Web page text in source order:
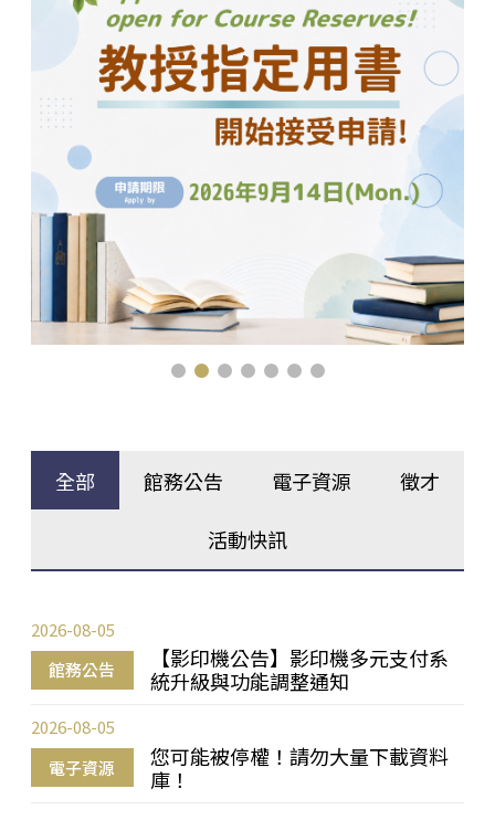
全部 館務公告 電子資源 徵才
活動快訊
館務公告
【影印機公告】影印機多元支付系
統升級與功能調整通知
2026-08-05
電子資源
您可能被停權！請勿大量下載資料
庫！
2026-08-05